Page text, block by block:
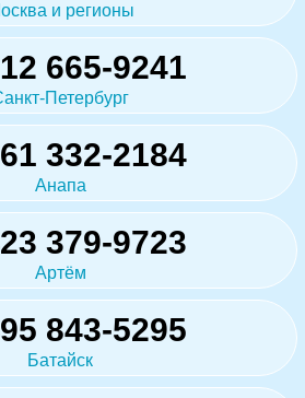
и регионы
665-9241
Петербург
332-2184
Анапа
379-9723
Артём
843-5295
Батайск